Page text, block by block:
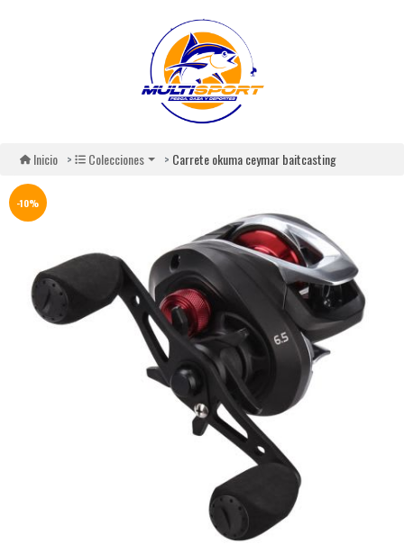
Inicio Colecciones Carrete okuma ceymar baitcasting
-10%